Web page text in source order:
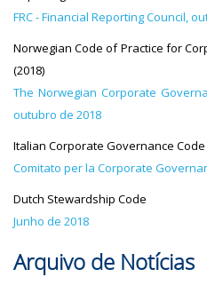
FRC - Financial Reporting Council,
Norwegian Code of Practice for
(2018)
The Norwegian Corporate
outubro de 2018
Italian Corporate Governance Code
Comitato per la Corporate
Dutch Stewardship Code
Junho de 2018
Arquivo de Notícias